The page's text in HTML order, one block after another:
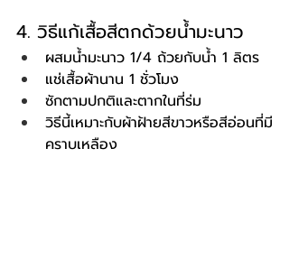
4. วิธีแก้เสื้อสีตกด้วยน้ำมะนาว
ผสมน้ำมะนาว 1/4 ถ้วยกับน้ำ 1 ลิตร
แช่เสื้อผ้านาน 1 ชั่วโมง
ซักตามปกติและตากในที่ร่ม
วิธีนี้เหมาะกับผ้าฝ้ายสีขาวหรือสีอ่อนที่มี
คราบเหลือง